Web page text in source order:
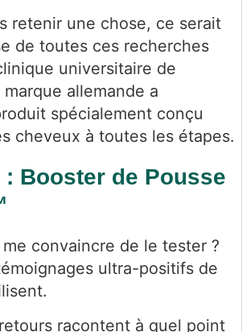
retenir une chose, ce serait
de toutes ces recherches
universitaire de
allemande a
spécialement conçu
cheveux à toutes les étapes.
: Booster de Pousse
convaincre de le tester ?
ultra-positifs de
racontent à quel point